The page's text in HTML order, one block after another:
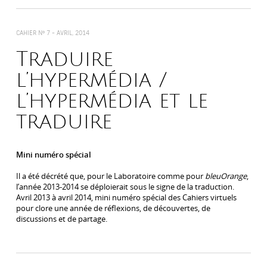
CAHIER N° 7 - AVRIL, 2014
Traduire
l’hypermédia /
l’hypermédia et le
traduire
Mini numéro spécial
Il a été décrété que, pour le Laboratoire comme pour bleuOrange,
l’année 2013-2014 se déploierait sous le signe de la traduction.
Avril 2013 à avril 2014, mini numéro spécial des Cahiers virtuels
pour clore une année de réflexions, de découvertes, de
discussions et de partage.